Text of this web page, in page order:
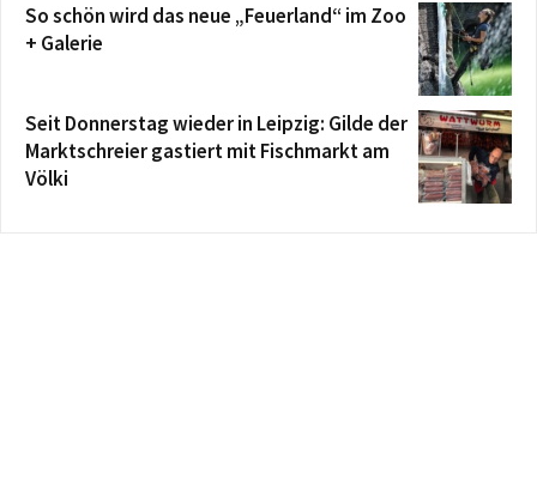
So schön wird das neue „Feuerland“ im Zoo
+ Galerie
Seit Donnerstag wieder in Leipzig: Gilde der
Marktschreier gastiert mit Fischmarkt am
Völki